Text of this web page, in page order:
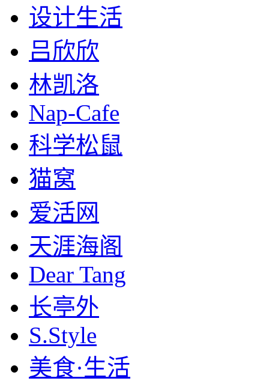
设计生活
吕欣欣
林凯洛
Nap-Cafe
科学松鼠
猫窝
爱活网
天涯海阁
Dear Tang
长亭外
S.Style
美食·生活